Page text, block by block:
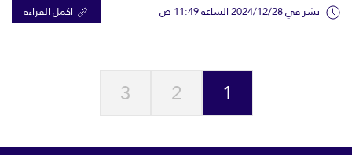
نشر في 2024/12/28 الساعة 11:49 ص اكمل القراءة
1
2
3